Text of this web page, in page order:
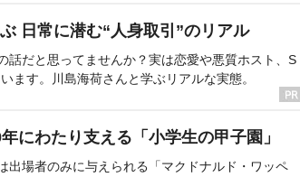
日常に潜む“人身取引”のリアル
話だと思ってませんか？実は恋愛や悪質ホスト、S
ます。川島海荷さんと学ぶリアルな実態。
にわたり支える「小学生の甲子園」
出場者のみに与えられる「マクドナルド・ワッペ